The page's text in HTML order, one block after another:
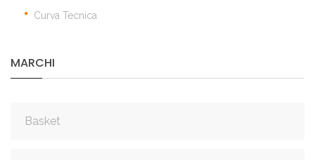
Curva Tecnica
MARCHI
Basket